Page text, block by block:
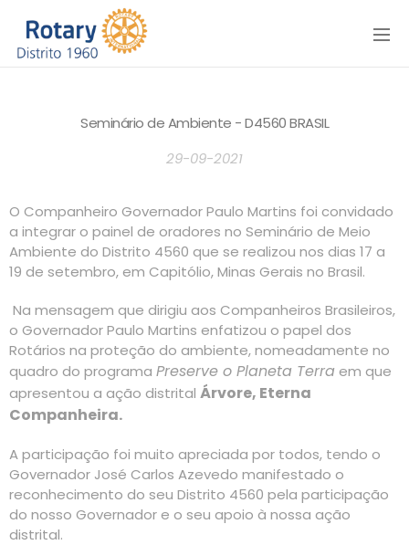
Menu
Seminário de Ambiente - D4560 BRASIL
29-09-2021
O Companheiro Governador Paulo Martins foi convidado
a integrar o painel de oradores no Seminário de Meio
Ambiente do Distrito 4560 que se realizou nos dias 17 a
19 de setembro, em Capitólio, Minas Gerais no Brasil.
Na mensagem que dirigiu aos Companheiros Brasileiros,
o Governador Paulo Martins enfatizou o papel dos
Rotários na proteção do ambiente, nomeadamente no
quadro do programa Preserve o Planeta Terra em que
apresentou a ação distrital Árvore, Eterna
Companheira.
A participação foi muito apreciada por todos, tendo o
Governador José Carlos Azevedo manifestado o
reconhecimento do seu Distrito 4560 pela participação
do nosso Governador e o seu apoio à nossa ação
distrital.